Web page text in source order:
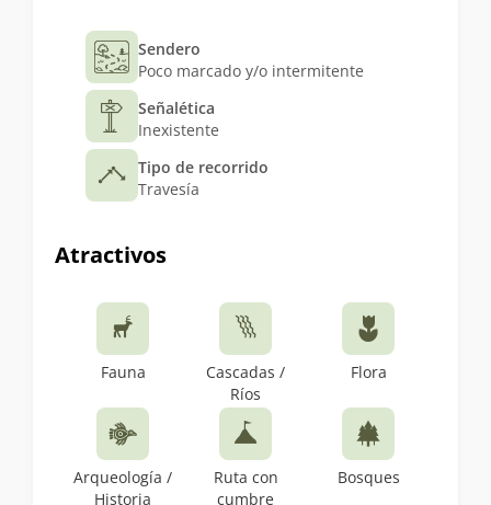
Sendero
Poco marcado y/o intermitente
Señalética
Inexistente
Tipo de recorrido
Travesía
Atractivos
Fauna
Cascadas /
Ríos
Flora
Arqueología /
Historia
Ruta con
cumbre
Bosques